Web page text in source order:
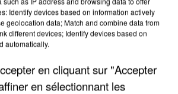
Identify devices based on information actively
geolocation data; Match and combine data from
different devices; Identify devices based on
automatically.
en cliquant sur "Accepter
en sélectionnant les